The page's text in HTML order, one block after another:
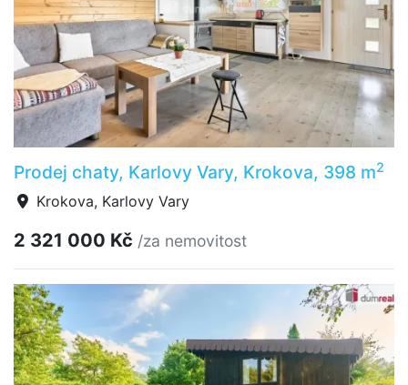
Prodej chaty, Karlovy Vary, Krokova, 398 m2
Krokova, Karlovy Vary
2 321 000 Kč /za nemovitost